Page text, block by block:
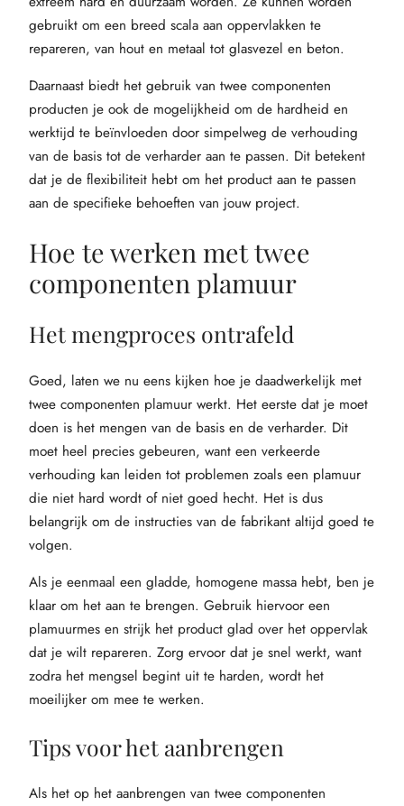
gebruikt om een breed scala aan oppervlakken te
repareren, van hout en metaal tot glasvezel en beton.
Daarnaast biedt het gebruik van twee componenten
producten je ook de mogelijkheid om de hardheid en
werktijd te beïnvloeden door simpelweg de verhouding
van de basis tot de verharder aan te passen. Dit betekent
dat je de flexibiliteit hebt om het product aan te passen
aan de specifieke behoeften van jouw project.
Hoe te werken met twee
componenten plamuur
Het mengproces ontrafeld
Goed, laten we nu eens kijken hoe je daadwerkelijk met
twee componenten plamuur werkt. Het eerste dat je moet
doen is het mengen van de basis en de verharder. Dit
moet heel precies gebeuren, want een verkeerde
verhouding kan leiden tot problemen zoals een plamuur
die niet hard wordt of niet goed hecht. Het is dus
belangrijk om de instructies van de fabrikant altijd goed te
volgen.
Als je eenmaal een gladde, homogene massa hebt, ben je
klaar om het aan te brengen. Gebruik hiervoor een
plamuurmes en strijk het product glad over het oppervlak
dat je wilt repareren. Zorg ervoor dat je snel werkt, want
zodra het mengsel begint uit te harden, wordt het
moeilijker om mee te werken.
Tips voor het aanbrengen
Als het op het aanbrengen van twee componenten